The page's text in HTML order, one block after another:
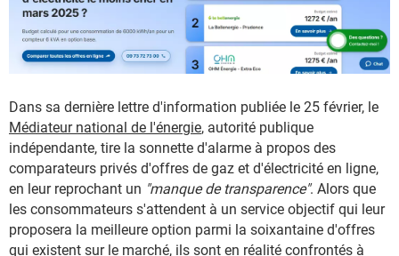
Dans sa dernière lettre d'information publiée le 25 février, le
Médiateur national de l'énergie, autorité publique
indépendante, tire la sonnette d'alarme à propos des
comparateurs privés d'offres de gaz et d'électricité en ligne,
en leur reprochant un "manque de transparence". Alors que
les consommateurs s'attendent à un service objectif qui leur
proposera la meilleure option parmi la soixantaine d'offres
qui existent sur le marché, ils sont en réalité confrontés à